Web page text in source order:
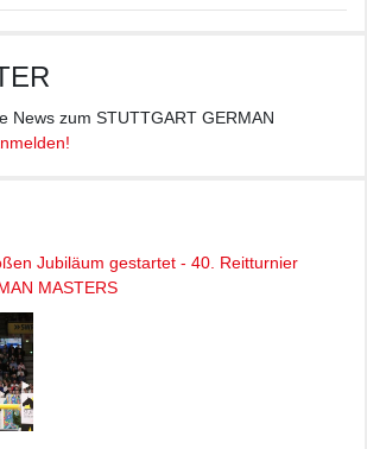
News zum STUTTGART GERMAN
Jubiläum gestartet - 40. Reitturnier
MASTERS